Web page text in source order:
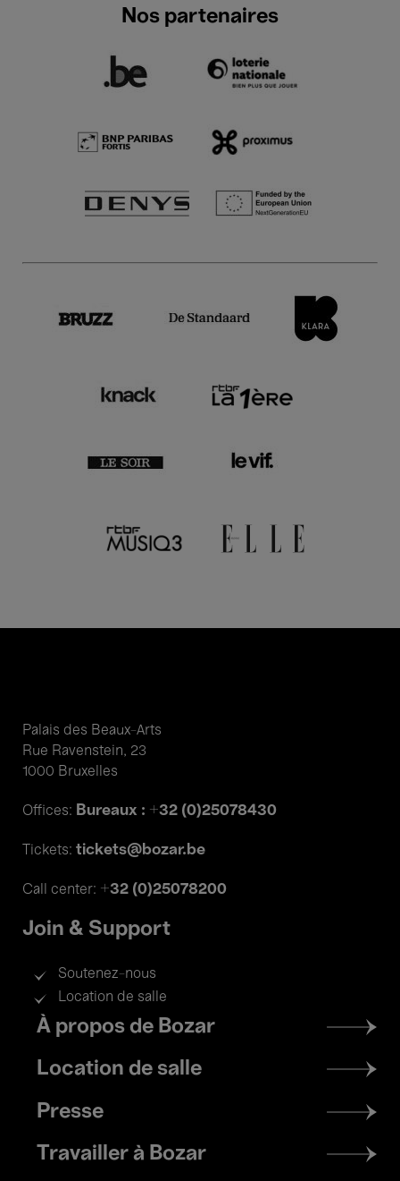
Nos partenaires
Palais des Beaux-Arts
Rue Ravenstein, 23
1000 Bruxelles
Offices: Bureaux : +32 (0)25078430
Tickets: tickets@bozar.be
Call center: +32 (0)25078200
Join & Support
Soutenez-nous
Location de salle
Footer
menu
À propos de Bozar
Location de salle
Presse
Travailler à Bozar